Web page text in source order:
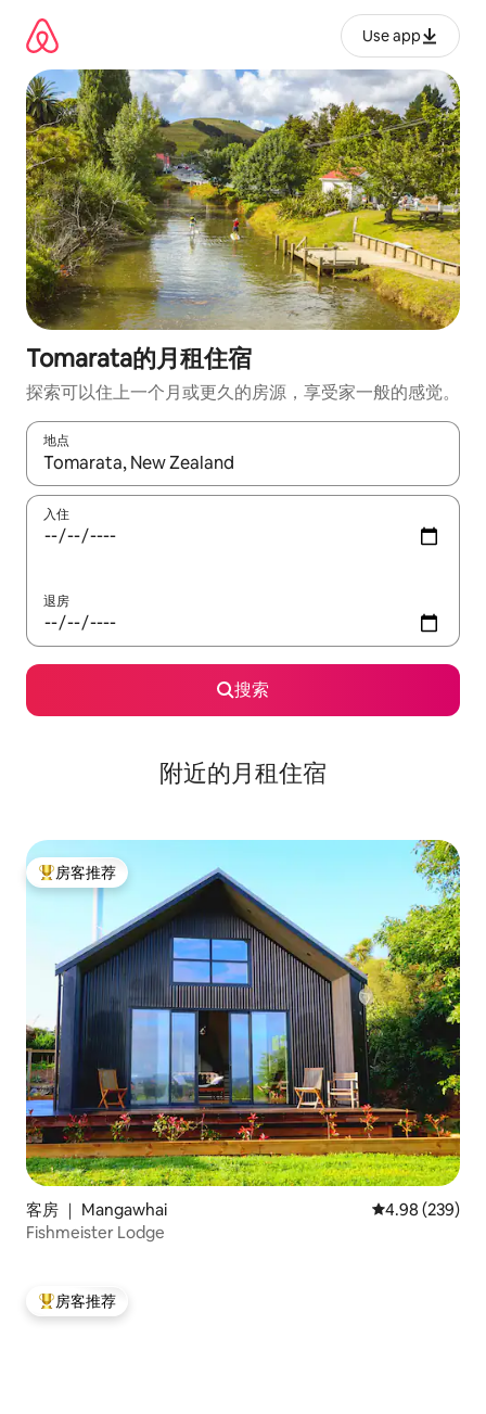
Use app
Tomarata的月租住宿
探索可以住上一个月或更久的房源，享受家一般的感觉。
地点
如有搜索结果，请使用上下方向键查看，或通过点击或滑动手势
入住
退房
搜索
附近的月租住宿
热门「房客推荐」
房客推荐
客房 ｜ Mangawhai 平均评分 4.98
4.98 (239)
Fishmeister Lodge
热门「房客推荐」
房客推荐